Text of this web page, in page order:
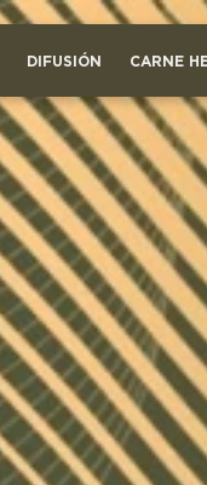
DIFUSIÓN CARNE